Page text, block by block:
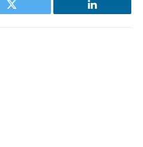
Twitter LinkedIn